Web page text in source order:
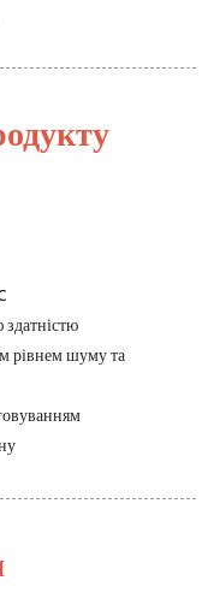
рівнем шуму та